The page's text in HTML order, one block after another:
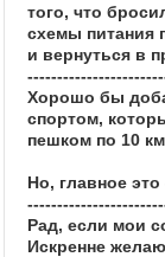
того, что
схемы питания
и вернуться в
Хорошо бы
спортом,
пешком по 10
Но, главное
Рад, если мои
Искренне